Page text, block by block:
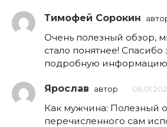
Тимофей Сорокин
Очень полезный обзор,
стало понятнее! Спасибо
подробную
Ярослав автор
Как мужчина: Полезный
перечисленного сам